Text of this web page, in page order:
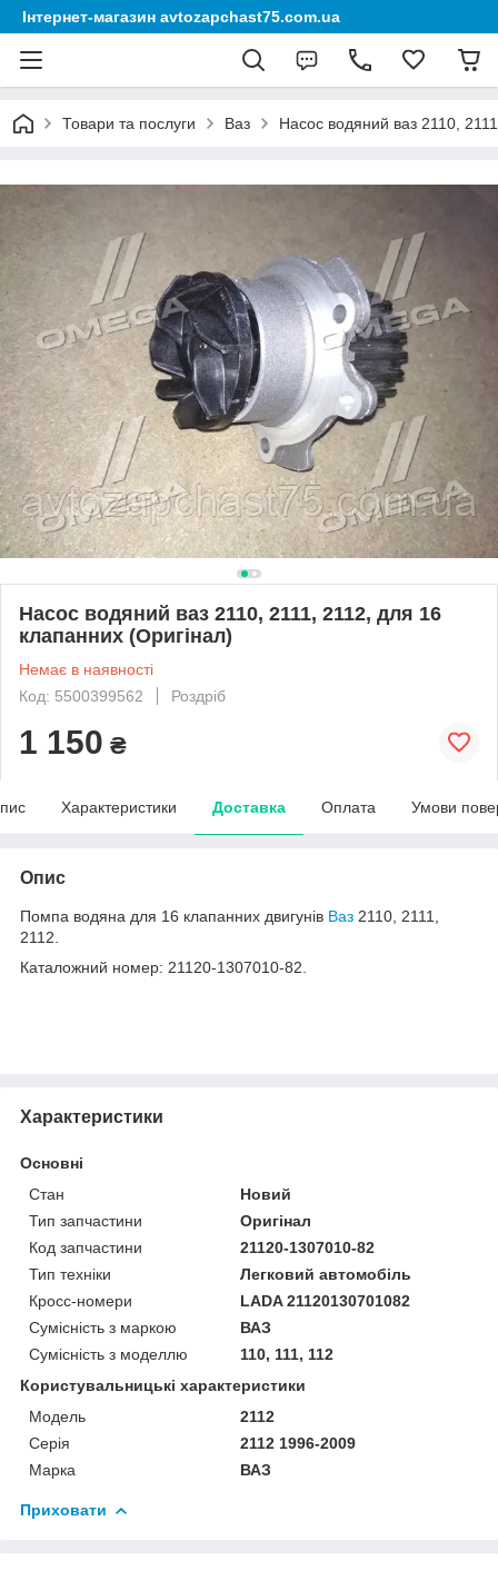
Інтернет-магазин avtozapchast75.com.ua
Товари та послуги Ваз Насос водяний ваз 2110,
Насос водяний ваз 2110, 2111, 2112, для 16
клапанних (Оригінал)
Немає в наявності
Код: 5500399562
Роздріб
1 150 ₴
Характеристики Доставка Оплата Умови
Опис
Помпа водяна для 16 клапанних двигунів Ваз 2110, 2111,
2112.
Каталожний номер: 21120-1307010-82.
Характеристики
Основні
Стан
Новий
Тип запчастини
Оригінал
Код запчастини
21120-1307010-82
Тип техніки
Легковий автомобіль
Кросс-номери
LADA 21120130701082
Сумісність з маркою
ВАЗ
Сумісність з моделлю
110, 111, 112
Користувальницькі характеристики
Модель
2112
Серія
2112 1996-2009
Марка
ВАЗ
Приховати